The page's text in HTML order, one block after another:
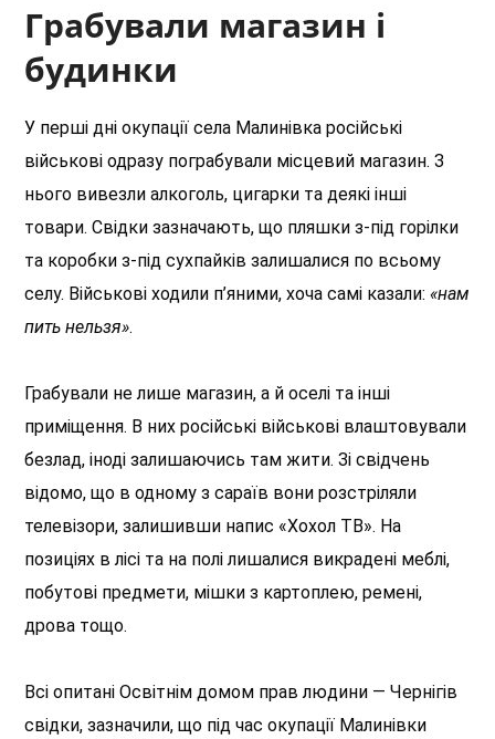
Грабували магазин і
будинки
У перші дні окупації села Малинівка російські
військові одразу пограбували місцевий магазин. З
нього вивезли алкоголь, цигарки та деякі інші
товари. Свідки зазначають, що пляшки з-під горілки
та коробки з-під сухпайків залишалися по всьому
селу. Військові ходили п’яними, хоча самі казали:«нам
пить нельзя».
Грабували не лише магазин, а й оселі та інші
приміщення. В них російські військові влаштовували
безлад, іноді залишаючись там жити. Зі свідчень
відомо, що в одному з сараїв вони розстріляли
телевізори, залишивши напис «Хохол ТВ». На
позиціях в лісі та на полі лишалися викрадені меблі,
побутові предмети, мішки з картоплею, ремені,
дрова тощо.
Всі опитані Освітнім домом прав людини — Чернігів
свідки, зазначили, що під час окупації Малинівки